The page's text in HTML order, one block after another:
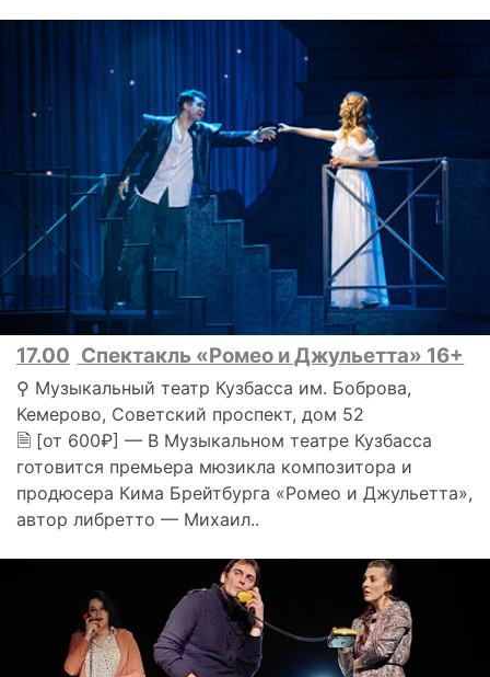
17.00 Спектакль «Ромео и Джульетта» 16+
⚲ Музыкальный театр Кузбасса им. Боброва,
Кемерово, Советский проспект, дом 52
🗎 [от 600₽] — В Музыкальном театре Кузбасса
готовится премьера мюзикла композитора и
продюсера Кима Брейтбурга «Ромео и Джульетта»,
автор либретто — Михаил..